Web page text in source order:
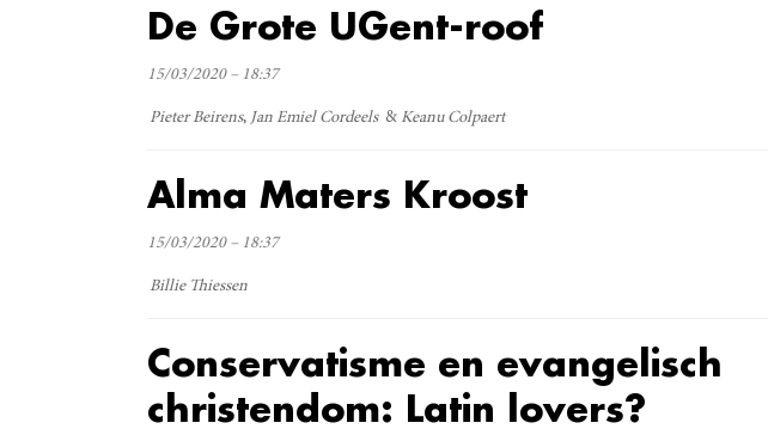
De Grote UGent-roof
15/03/2020 – 18:37
Pieter Beirens Jan Emiel Cordeels Keanu Colpaert
Alma Maters Kroost
15/03/2020 – 18:37
Billie Thiessen
Conservatisme en evangelisch
christendom: Latin lovers?